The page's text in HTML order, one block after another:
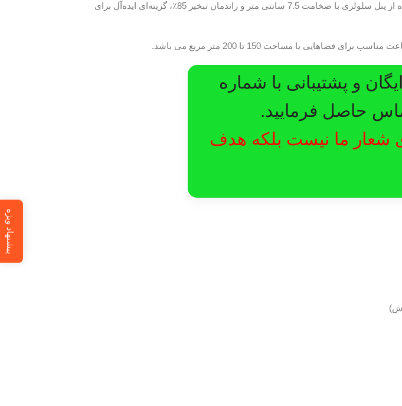
این کولر صنعتی با طراحی مقاوم از بدنه گالوانیزه مقاوم با پوشش الکترواستاتیک و اسفاده از پنل سلولزی با ضخامت 7.5 سانتی متر و راندمان تبخیر 85٪، گزینه‌ای ایده‌آل برای
و پشتیبانی با شماره
حاصل فرمایید.
شعار ما نیست بلکه هدف
پیشنهاد ویژه